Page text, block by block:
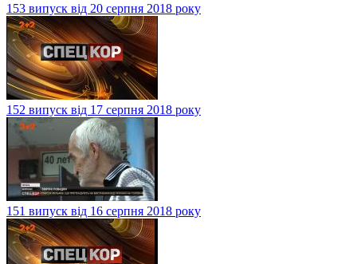
153 випуск від 20 серпня 2018 року
152 випуск від 17 серпня 2018 року
151 випуск від 16 серпня 2018 року